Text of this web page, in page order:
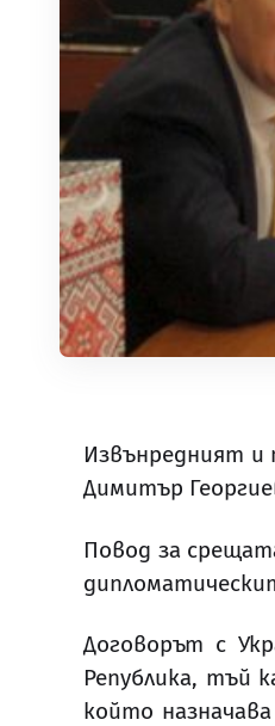
Извънредният и
Димитър
Повод за
Договорът с
Република, тъй
който